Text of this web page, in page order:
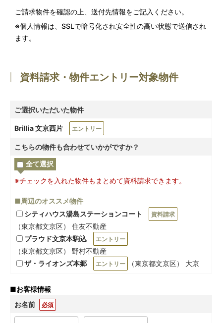
ご請求物件を確認の上、送付先情報をご記入ください。
※個人情報は、SSLで暗号化され安全性の高い状態で送信され
ます。
資料請求・物件エントリー対象物件
ご選択いただいた物件
Brillia 文京西片 エントリー
こちらの物件も合わせていかがですか？
全て選択
※チェックを入れた物件もまとめて資料請求できます。
■周辺のオススメ物件
シティハウス湯島ステーションコート
資料請求
（東京都文京区） 住友不動産
プラウド文京本駒込
エントリー
（東京都文京区） 野村不動産
ザ・ライオンズ本郷
エントリー （東京都文京区） 大京
■お客様情報
お名前
必須